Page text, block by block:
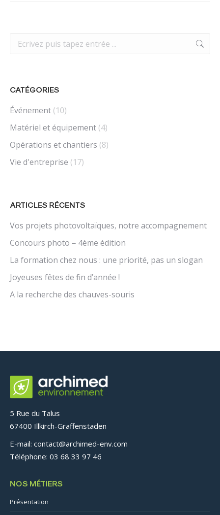
Recherche
:
CATÉGORIES
Événement (10)
Matériel et équipement (4)
Opérations et chantiers (8)
Vie d'entreprise (17)
ARTICLES RÉCENTS
Vos projets photovoltaïques, notre accompagnement
Concours photo – 4ème édition
La formation chez nous : une priorité, pas un slogan
Joyeuses fêtes de fin d’année !
A la recherche des chauves-souris
5 Rue du Talus
67400 Illkirch-Graffenstaden
E-mail: contact@archimed-env.com
Téléphone: 03 68 33 97 46
NOS MÉTIERS
Présentation